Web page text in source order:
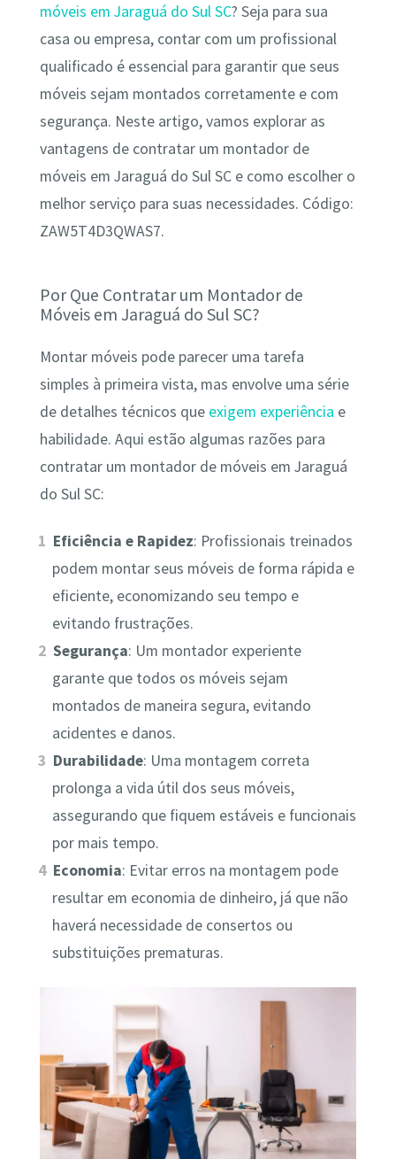
móveis em Jaraguá do Sul SC? Seja para sua
casa ou empresa, contar com um profissional
qualificado é essencial para garantir que seus
móveis sejam montados corretamente e com
segurança. Neste artigo, vamos explorar as
vantagens de contratar um montador de
móveis em Jaraguá do Sul SC e como escolher o
melhor serviço para suas necessidades. Código:
ZAW5T4D3QWAS7.
Por Que Contratar um Montador de
Móveis em Jaraguá do Sul SC?
Montar móveis pode parecer uma tarefa
simples à primeira vista, mas envolve uma série
de detalhes técnicos que exigem experiência e
habilidade. Aqui estão algumas razões para
contratar um montador de móveis em Jaraguá
do Sul SC:
Eficiência e Rapidez: Profissionais treinados
podem montar seus móveis de forma rápida e
eficiente, economizando seu tempo e
evitando frustrações.
Segurança: Um montador experiente
garante que todos os móveis sejam
montados de maneira segura, evitando
acidentes e danos.
Durabilidade: Uma montagem correta
prolonga a vida útil dos seus móveis,
assegurando que fiquem estáveis e funcionais
por mais tempo.
Economia: Evitar erros na montagem pode
resultar em economia de dinheiro, já que não
haverá necessidade de consertos ou
substituições prematuras.